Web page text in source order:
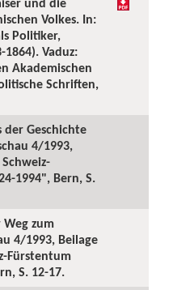
Volkes. In:
Politiker,
Vaduz:
Akademischen
Schriften,
der Geschichte
4/1993,
1994", Bern, S.
zum
4/1993, Beilage
Fürstentum
S. 12-17.